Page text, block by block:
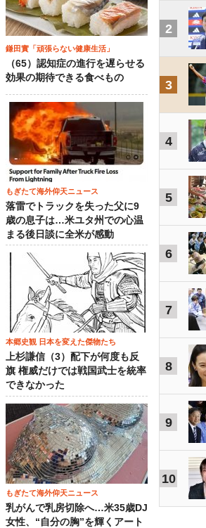
鎌田實「頑張らない健康生活」
（65）認知症の進行を遅らせる
効果の期待できる食べもの
もぎたて海外仰天ニュース
落雷でトラックを失った父に9
歳の息子は…米ユタ州での心温
まる後日談に全米が感動
本郷史観 日本を変えた傑物たち
上杉謙信（3）配下が何度も反
旗 権威だけでは戦国武士を統率
できなかった
もぎたて海外仰天ニュース
乳がんで乳房切除へ…米35歳DJ
女性、“自分の胸”を輝くアート
2
3
4
5
6
7
8
9
10